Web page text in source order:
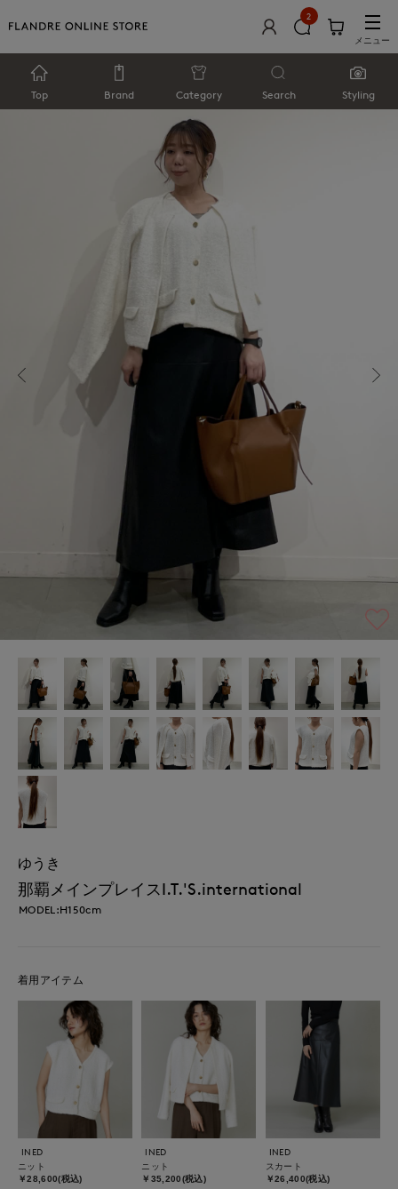
2
メニュー
Top Brand Category Search Styling
ゆうき
那覇メインプレイスI.T.'S.international
MODEL:H150cm
着用アイテム
INED
ニット
￥28,600(税込)
INED
ニット
￥35,200(税込)
INED
スカート
￥26,400(税込)